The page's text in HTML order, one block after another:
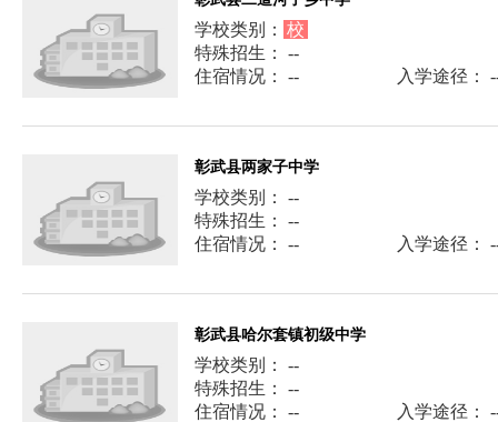
学校类别： 校
特殊招生： --
住宿情况： --
入学途径：
彰武县两家子中学
学校类别： --
特殊招生： --
住宿情况： --
入学途径：
彰武县哈尔套镇初级中学
学校类别： --
特殊招生： --
住宿情况： --
入学途径：